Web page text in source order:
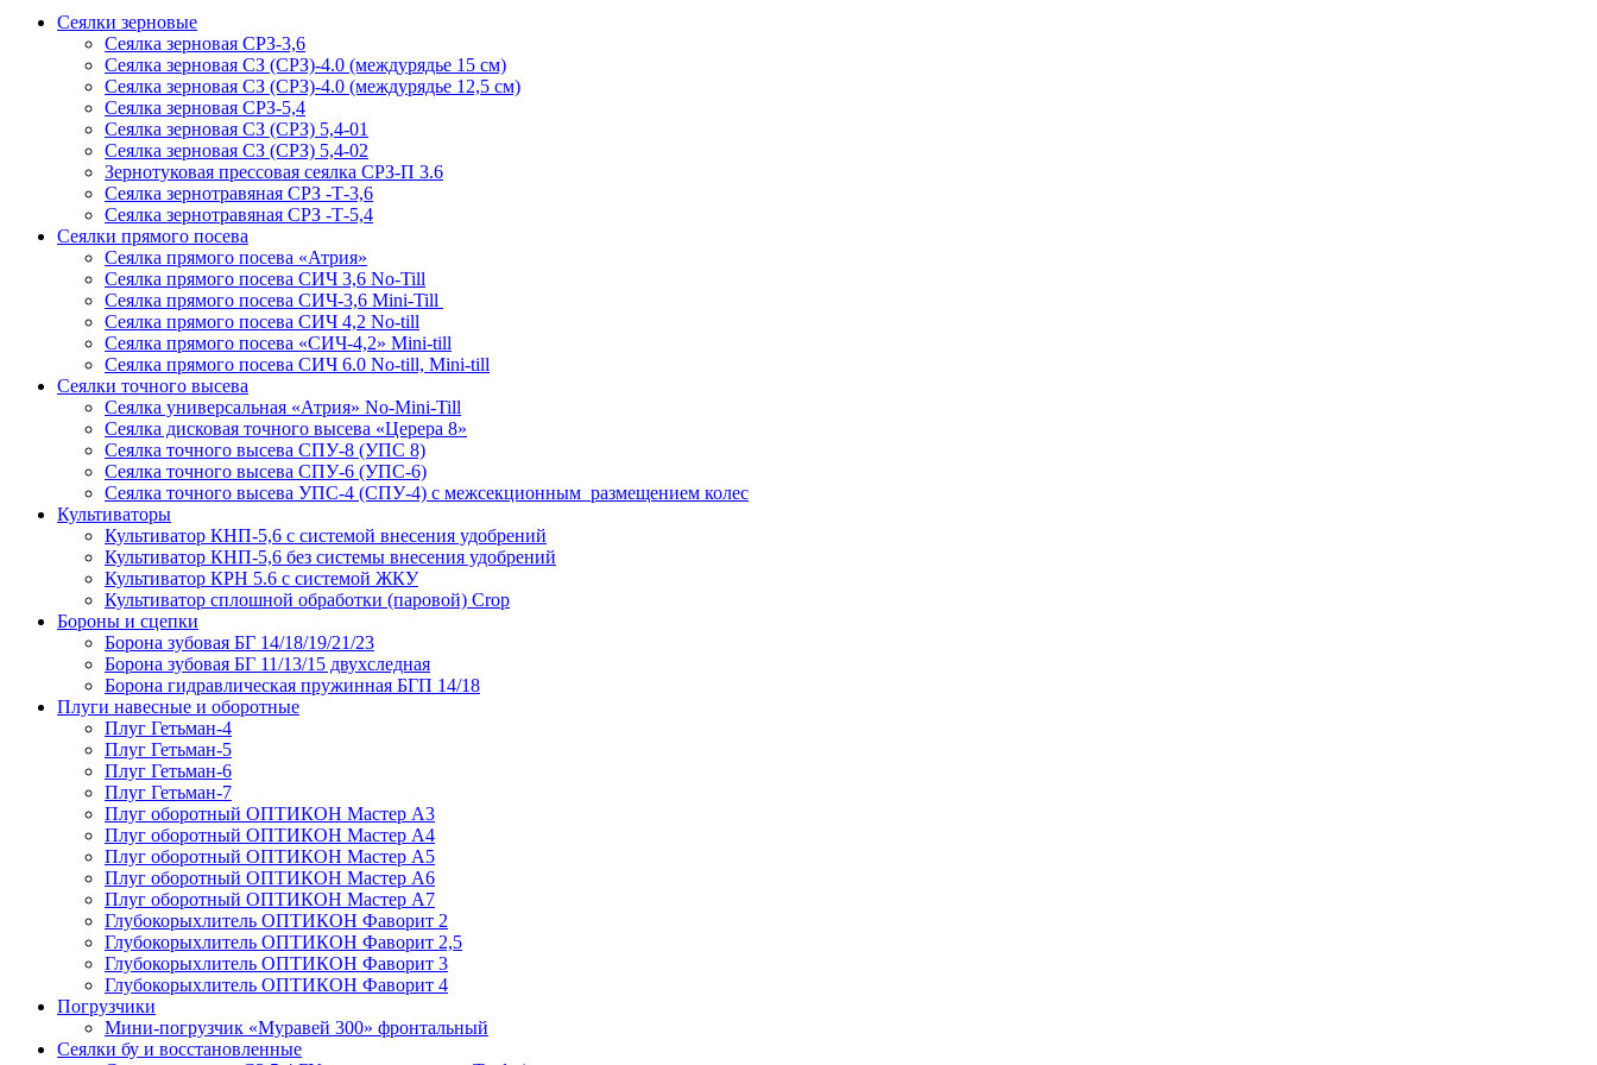
Сеялки зерновые
Сеялка зерновая СРЗ-3,6
Сеялка зерновая СЗ (СРЗ)-4.0 (междурядье 15 см)
Сеялка зерновая СЗ (СРЗ)-4.0 (междурядье 12,5 см)
Сеялка зерновая СРЗ-5,4
Сеялка зерновая СЗ (СРЗ) 5,4-01
Сеялка зерновая СЗ (СРЗ) 5,4-02
Зернотуковая прессовая сеялка СРЗ-П 3.6
Сеялка зернотравяная СРЗ -Т-3,6
Сеялка зернотравяная СРЗ -Т-5,4
Сеялки прямого посева
Сеялка прямого посева «Атрия»
Сеялка прямого посева СИЧ 3,6 No-Till
Сеялка прямого посева СИЧ-3,6 Mini-Till
Сеялка прямого посева СИЧ 4,2 No-till
Сеялка прямого посева «СИЧ-4,2» Mini-till
Сеялка прямого посева СИЧ 6.0 No-till, Mini-till
Сеялки точного высева
Сеялка универсальная «Атрия» No-Mini-Till
Сеялка дисковая точного высева «Церера 8»
Сеялка точного высева СПУ-8 (УПС 8)
Сеялка точного высева СПУ-6 (УПС-6)
Сеялка точного высева УПС-4 (СПУ-4) с межсекционным размещением колес
Культиваторы
Культиватор КНП-5,6 с системой внесения удобрений
Культиватор КНП-5,6 без системы внесения удобрений
Культиватор КРН 5.6 с системой ЖКУ
Культиватор сплошной обработки (паровой) Crop
Бороны и сцепки
Борона зубовая БГ 14/18/19/21/23
Борона зубовая БГ 11/13/15 двухследная
Борона гидравлическая пружинная БГП 14/18
Плуги навесные и оборотные
Плуг Гетьман-4
Плуг Гетьман-5
Плуг Гетьман-6
Плуг Гетьман-7
Плуг оборотный ОПТИКОН Мастер А3
Плуг оборотный ОПТИКОН Мастер А4
Плуг оборотный ОПТИКОН Мастер А5
Плуг оборотный ОПТИКОН Мастер А6
Плуг оборотный ОПТИКОН Мастер А7
Глубокорыхлитель ОПТИКОН Фаворит 2
Глубокорыхлитель ОПТИКОН Фаворит 2,5
Глубокорыхлитель ОПТИКОН Фаворит 3
Глубокорыхлитель ОПТИКОН Фаворит 4
Погрузчики
Мини-погрузчик «Муравей 300» фронтальный
Сеялки бу и восстановленные